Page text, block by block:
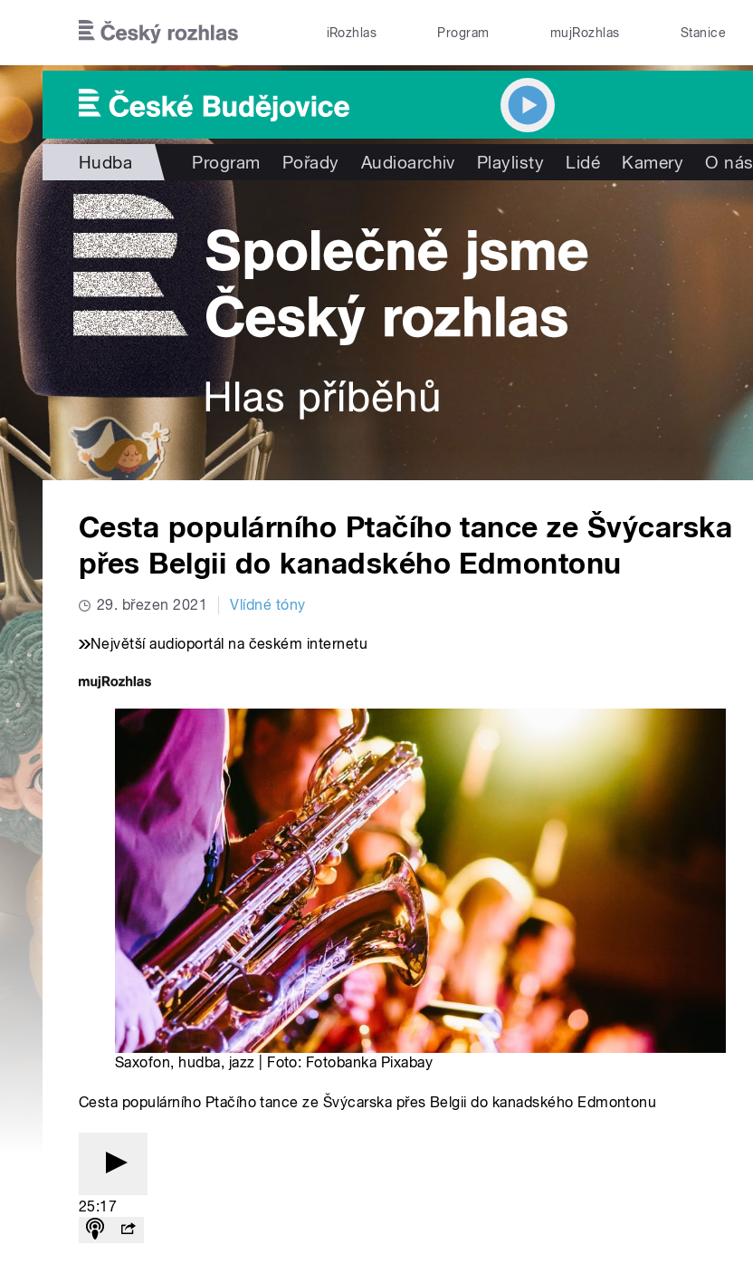
iRozhlas Program mujRozhlas Stanice
Hudba Program Pořady Audioarchiv Playlisty Lidé Kamery O nás
Cesta populárního Ptačího tance ze Švýcarska
přes Belgii do kanadského Edmontonu
29. březen 2021 Vlídné tóny
Největší audioportál na českém internetu
Saxofon, hudba, jazz | Foto: Fotobanka Pixabay
Cesta populárního Ptačího tance ze Švýcarska přes Belgii do kanadského Edmontonu
25:17